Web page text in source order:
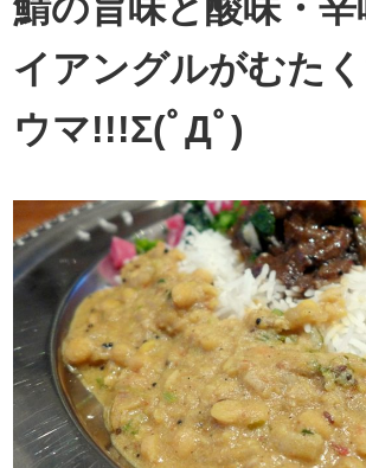
鯖の旨味と酸味・辛
イアングルがむた
ウマ!!!Σ(ﾟДﾟ)